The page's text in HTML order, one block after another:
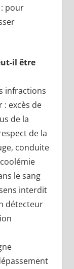
pour
il être
infractions
excès de
de la
de la
conduite
le sang
interdit
détecteur